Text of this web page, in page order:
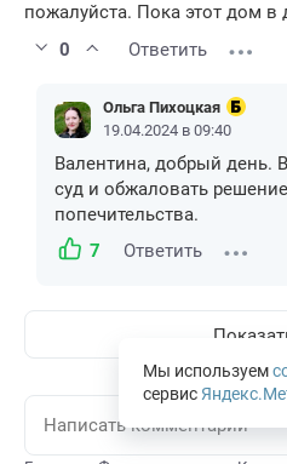
пожалуйста. Пока этот дом в
0
Ответить
Ольга Пихоцкая
19.04.2024 в 09:40
Валентина, добрый день.
суд и обжаловать
попечительства.
7
Ответить
Мы используем
сервис